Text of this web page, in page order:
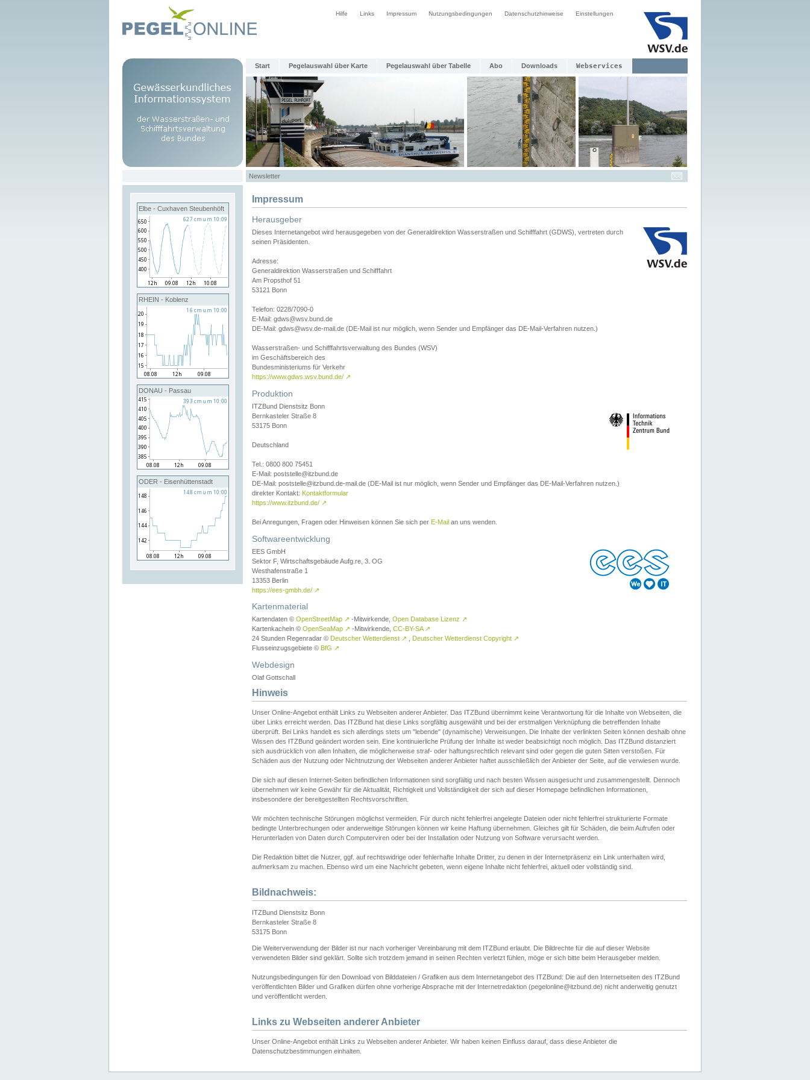
Hilfe Links Impressum Nutzungsbedingungen Datenschutzhinweise Einstellungen
Start Pegelauswahl über Karte Pegelauswahl über Tabelle Abo Downloads Webservices
Newsletter
Elbe - Cuxhaven Steubenhöft
RHEIN - Koblenz
DONAU - Passau
ODER - Eisenhüttenstadt
Impressum
Herausgeber
Dieses Internetangebot wird herausgegeben von der Generaldirektion Wasserstraßen und Schifffahrt (GDWS), vertreten durch
seinen Präsidenten.
Adresse:
Generaldirektion Wasserstraßen und Schifffahrt
Am Propsthof 51
53121 Bonn
Telefon: 0228/7090-0
E-Mail: gdws@wsv.bund.de
DE-Mail: gdws@wsv.de-mail.de (DE-Mail ist nur möglich, wenn Sender und Empfänger das DE-Mail-Verfahren nutzen.)
Wasserstraßen- und Schifffahrtsverwaltung des Bundes (WSV)
im Geschäftsbereich des
Bundesministeriums für Verkehr
https://www.gdws.wsv.bund.de/ ↗
Produktion
ITZBund Dienstsitz Bonn
Bernkasteler Straße 8
53175 Bonn
Deutschland
Tel.: 0800 800 75451
E-Mail: poststelle@itzbund.de
DE-Mail: poststelle@itzbund.de-mail.de (DE-Mail ist nur möglich, wenn Sender und Empfänger das DE-Mail-Verfahren nutzen.)
direkter Kontakt: Kontaktformular
https://www.itzbund.de/ ↗
Bei Anregungen, Fragen oder Hinweisen können Sie sich per E-Mail an uns wenden.
Softwareentwicklung
EES GmbH
Sektor F, Wirtschaftsgebäude Aufg.re, 3. OG
Westhafenstraße 1
13353 Berlin
https://ees-gmbh.de/ ↗
Kartenmaterial
Kartendaten © OpenStreetMap ↗ -Mitwirkende, Open Database Lizenz ↗
Kartenkacheln © OpenSeaMap ↗ -Mitwirkende, CC-BY-SA ↗
24 Stunden Regenradar © Deutscher Wetterdienst ↗ Deutscher Wetterdienst Copyright ↗
Flusseinzugsgebiete © BfG ↗
Webdesign
Olaf Gottschall
Hinweis
Unser Online-Angebot enthält Links zu Webseiten anderer Anbieter. Das ITZBund übernimmt keine Verantwortung für die Inhalte von Webseiten, die
über Links erreicht werden. Das ITZBund hat diese Links sorgfältig ausgewählt und bei der erstmaligen Verknüpfung die betreffenden Inhalte
überprüft. Bei Links handelt es sich allerdings stets um "lebende" (dynamische) Verweisungen. Die Inhalte der verlinkten Seiten können deshalb ohne
Wissen des ITZBund geändert worden sein. Eine kontinuierliche Prüfung der Inhalte ist weder beabsichtigt noch möglich. Das ITZBund distanziert
sich ausdrücklich von allen Inhalten, die möglicherweise straf- oder haftungsrechtlich relevant sind oder gegen die guten Sitten verstoßen. Für
Schäden aus der Nutzung oder Nichtnutzung der Webseiten anderer Anbieter haftet ausschließlich der Anbieter der Seite, auf die verwiesen wurde.
Die sich auf diesen Internet-Seiten befindlichen Informationen sind sorgfältig und nach besten Wissen ausgesucht und zusammengestellt. Dennoch
übernehmen wir keine Gewähr für die Aktualität, Richtigkeit und Vollständigkeit der sich auf dieser Homepage befindlichen Informationen,
insbesondere der bereitgestellten Rechtsvorschriften.
Wir möchten technische Störungen möglichst vermeiden. Für durch nicht fehlerfrei angelegte Dateien oder nicht fehlerfrei strukturierte Formate
bedingte Unterbrechungen oder anderweitige Störungen können wir keine Haftung übernehmen. Gleiches gilt für Schäden, die beim Aufrufen oder
Herunterladen von Daten durch Computerviren oder bei der Installation oder Nutzung von Software verursacht werden.
Die Redaktion bittet die Nutzer, ggf. auf rechtswidrige oder fehlerhafte Inhalte Dritter, zu denen in der Internetpräsenz ein Link unterhalten wird,
aufmerksam zu machen. Ebenso wird um eine Nachricht gebeten, wenn eigene Inhalte nicht fehlerfrei, aktuell oder vollständig sind.
Bildnachweis:
ITZBund Dienstsitz Bonn
Bernkasteler Straße 8
53175 Bonn
Die Weiterverwendung der Bilder ist nur nach vorheriger Vereinbarung mit dem ITZBund erlaubt. Die Bildrechte für die auf dieser Website
verwendeten Bilder sind geklärt. Sollte sich trotzdem jemand in seinen Rechten verletzt fühlen, möge er sich bitte beim Herausgeber melden.
Nutzungsbedingungen für den Download von Bilddateien / Grafiken aus dem Internetangebot des ITZBund: Die auf den Internetseiten des ITZBund
veröffentlichten Bilder und Grafiken dürfen ohne vorherige Absprache mit der Internetredaktion (pegelonline@itzbund.de) nicht anderweitig genutzt
und veröffentlicht werden.
Links zu Webseiten anderer Anbieter
Unser Online-Angebot enthält Links zu Webseiten anderer Anbieter. Wir haben keinen Einfluss darauf, dass diese Anbieter die
Datenschutzbestimmungen einhalten.